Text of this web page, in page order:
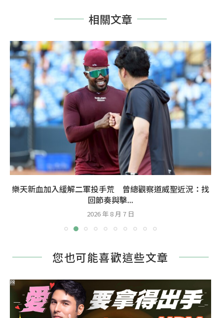
相關文章
樂天新血加入緩解二軍投手荒 曾總觀察道威聖近況：找
回節奏與擊...
2026 年 8 月 7 日
您也可能喜歡這些文章
PR